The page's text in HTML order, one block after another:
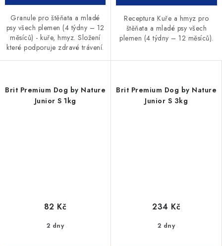
Granule pro štěňata a mladé
psy všech plemen (4 týdny – 12
měsíců) - kuře, hmyz. Složení
které podporuje zdravé trávení.
Receptura Kuře a hmyz pro
štěňata a mladé psy všech
plemen (4 týdny – 12 měsíců).
Brit Premium Dog by Nature
Junior S 1kg
2 dny
82 Kč
Brit Premium Dog by Nature
Junior S 3kg
2 dny
234 Kč